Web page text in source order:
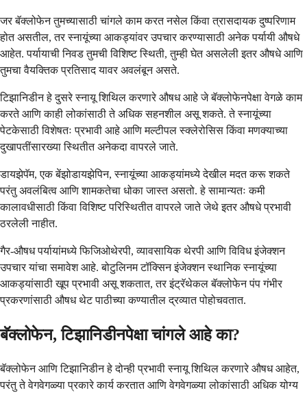
जर बॅक्लोफेन तुमच्यासाठी चांगले काम करत नसेल किंवा त्रासदायक दुष्परिणाम
होत असतील, तर स्नायूंच्या आकड्यांवर उपचार करण्यासाठी अनेक पर्यायी औषधे
आहेत. पर्यायाची निवड तुमची विशिष्ट स्थिती, तुम्ही घेत असलेली इतर औषधे आणि
तुमचा वैयक्तिक प्रतिसाद यावर अवलंबून असते.
टिझानिडीन हे दुसरे स्नायू शिथिल करणारे औषध आहे जे बॅक्लोफेनपेक्षा वेगळे काम
करते आणि काही लोकांसाठी ते अधिक सहनशील असू शकते. ते स्नायूंच्या
पेटकेसाठी विशेषतः प्रभावी आहे आणि मल्टीपल स्क्लेरोसिस किंवा मणक्याच्या
दुखापतींसारख्या स्थितीत अनेकदा वापरले जाते.
डायझेपॅम, एक बेंझोडायझेपिन, स्नायूंच्या आकड्यांमध्ये देखील मदत करू शकते
परंतु अवलंबित्व आणि शामकतेचा धोका जास्त असतो. हे सामान्यतः कमी
कालावधीसाठी किंवा विशिष्ट परिस्थितीत वापरले जाते जेथे इतर औषधे प्रभावी
ठरलेली नाहीत.
गैर-औषध पर्यायांमध्ये फिजिओथेरपी, व्यावसायिक थेरपी आणि विविध इंजेक्शन
उपचार यांचा समावेश आहे. बोटुलिनम टॉक्सिन इंजेक्शन स्थानिक स्नायूंच्या
आकड्यांसाठी खूप प्रभावी असू शकतात, तर इंट्रॅथेकल बॅक्लोफेन पंप गंभीर
प्रकरणांसाठी औषध थेट पाठीच्या कण्यातील द्रव्यात पोहोचवतात.
बॅक्लोफेन, टिझानिडीनपेक्षा चांगले आहे का?
बॅक्लोफेन आणि टिझानिडीन हे दोन्ही प्रभावी स्नायू शिथिल करणारे औषध आहेत,
परंतु ते वेगवेगळ्या प्रकारे कार्य करतात आणि वेगवेगळ्या लोकांसाठी अधिक योग्य